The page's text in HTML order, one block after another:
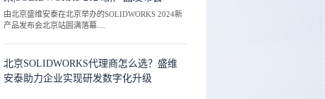
由北京盛维安泰在北京举办的SOLIDWORKS 2024新
产品发布会北京站圆满落幕....
北京SOLIDWORKS代理商怎么选？盛维
安泰助力企业实现研发数字化升级